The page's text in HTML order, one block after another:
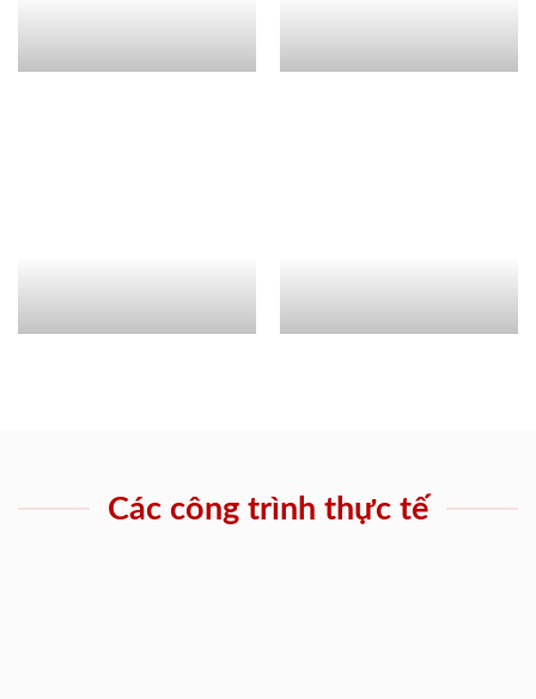
Các công trình thực tế